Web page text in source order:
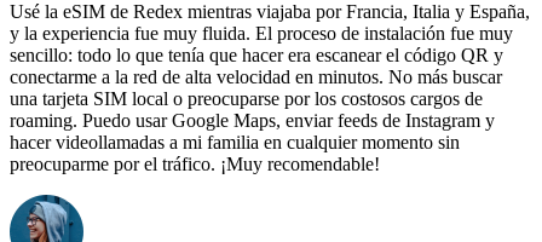
Usé la eSIM de Redex mientras viajaba por Francia, Italia y España,
y la experiencia fue muy fluida. El proceso de instalación fue muy
sencillo: todo lo que tenía que hacer era escanear el código QR y
conectarme a la red de alta velocidad en minutos. No más buscar
una tarjeta SIM local o preocuparse por los costosos cargos de
roaming. Puedo usar Google Maps, enviar feeds de Instagram y
hacer videollamadas a mi familia en cualquier momento sin
preocuparme por el tráfico. ¡Muy recomendable!